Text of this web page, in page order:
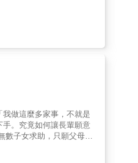
病所需的工具。本書分為
病和其他常見慢性疾病
助你規劃更符合身體需求
做這麼多家事，不就是
。究竟如何讓長輩願意
子女求助，只願父母重
證無數家庭彼此重新靠